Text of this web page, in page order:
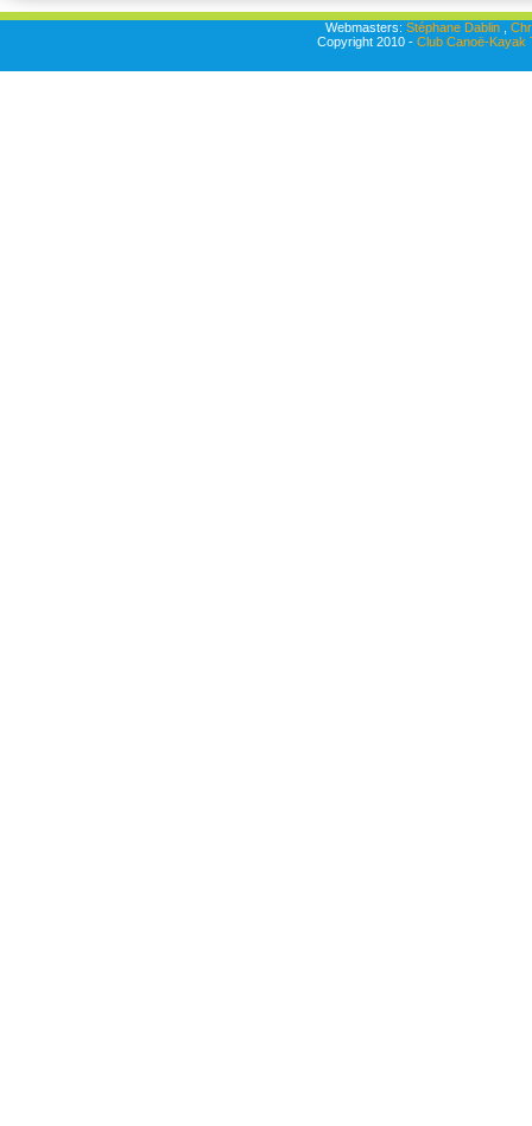
Webmasters: Stéphane Dablin,
Copyright 2010 - Club Canoë-Kayak